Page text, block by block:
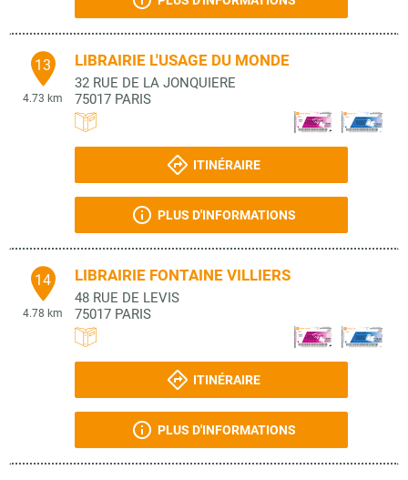
13
4.73 km
LIBRAIRIE L'USAGE DU MONDE
32 RUE DE LA JONQUIERE
75017 PARIS
ITINÉRAIRE
PLUS D'INFORMATIONS
14
4.78 km
LIBRAIRIE FONTAINE VILLIERS
48 RUE DE LEVIS
75017 PARIS
ITINÉRAIRE
PLUS D'INFORMATIONS